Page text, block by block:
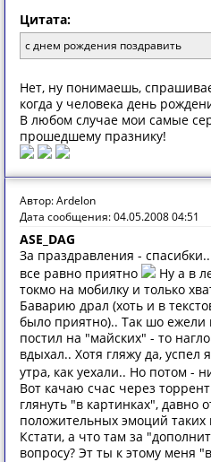
Цитата:
с днем рождения поздравить
Нет, ну понимаешь,
когда у человека день
В любом случае мои самые
прошедшему празнику!
Автор: Ardelon
Дата сообщения: 04.05.2008 04:51
ASE_DAG
За праздравления -
все равно приятно
Ну а в
токмо на мобилку и только
Баварию драл (хоть и в
было приятно).. Так шо ежели
постил на "майских" - то
вдыхал.. Хотя гляжу да, успел
утра, как уехали.. Но потом -
Вот качаю счас через
глянуть "в картинках", давно
положительных эмоций таких
Кстати, а что там за
вопросу? Эт ты к этому меня